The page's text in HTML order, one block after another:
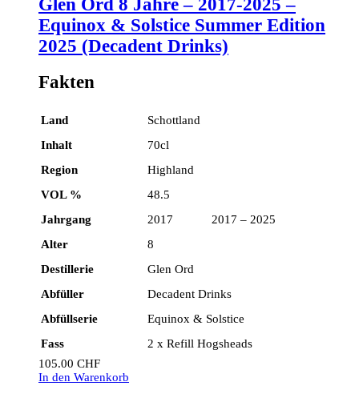
Glen Ord 8 Jahre – 2017-2025 –
Equinox & Solstice Summer Edition
2025 (Decadent Drinks)
Fakten
Land
Schottland
Inhalt
70cl
Region
Highland
VOL %
48.5
Jahrgang
2017 2017 – 2025
Alter
8
Destillerie
Glen Ord
Abfüller
Decadent Drinks
Abfüllserie
Equinox & Solstice
Fass
2 x Refill Hogsheads
105.00 CHF
In den Warenkorb